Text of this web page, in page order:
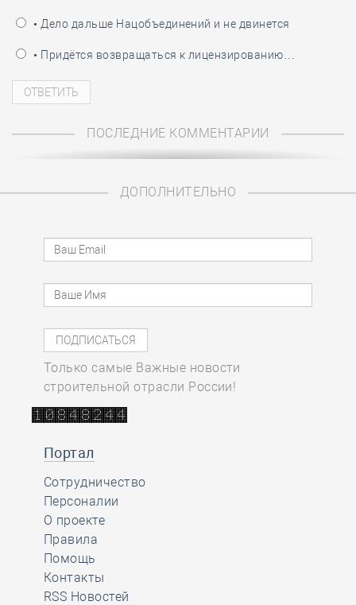
• Дело дальше Нацобъединений и не двинется
• Придётся возвращаться к лицензированию…
ПОСЛЕДНИЕ КОММЕНТАРИИ
ДОПОЛНИТЕЛЬНО
Только самые Важные новости
строительной отрасли России!
Портал
Сотрудничество
Персоналии
О проекте
Правила
Помощь
Контакты
RSS Новостей